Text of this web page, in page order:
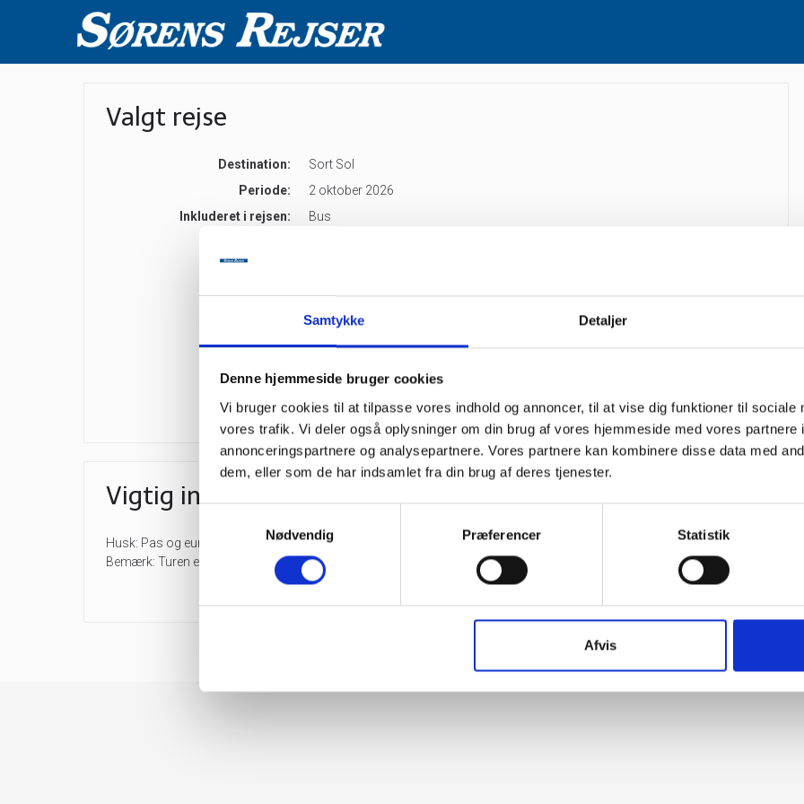
Samtykke Detaljer
Denne hjemmeside bruger cookies
Vi bruger cookies til at tilpasse vores indhold og annoncer, til at vise dig funktioner til sociale
vores trafik. Vi deler også oplysninger om din brug af vores hjemmeside med vores partnere
annonceringspartnere og analysepartnere. Vores partnere kan kombinere disse data med
dem, eller som de har indsamlet fra din brug af deres tjenester.
Nødvendig
Præferencer Statistik
Afvis
Valgt rejse
Destination:
Sort Sol
Periode:
2 oktober 2026
Inkluderet i rejsen:
Bus
795,-pr. person
Antal personer:
Vigtig information
Husk: Pas og euro
Bemærk: Turen er ikke for gangbesværede